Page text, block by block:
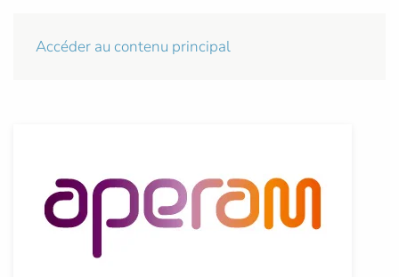
Accéder au contenu principal